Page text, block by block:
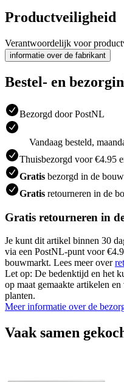
Productveiligheid
Verantwoordelijk voor
informatie over de fabrikant
Bestel- en
Bezorgd door PostNL
Vandaag besteld,
Thuisbezorgd voor €4.95
Gratis bezorgd in de
Gratis retourneren in de
Gratis retourneren in
Je kunt dit artikel binnen 30
via een PostNL-punt voor
bouwmarkt. Lees meer over
Let op: De bedenktijd en het
op maat gemaakte artikelen
planten.
Meer informatie over de
Vaak samen